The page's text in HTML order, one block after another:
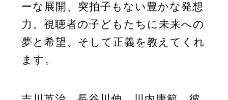
ーな展開、突拍子もない豊かな発想
力。視聴者の子どもたちに未来への
夢と希望、そして正義を教えてくれ
ます。